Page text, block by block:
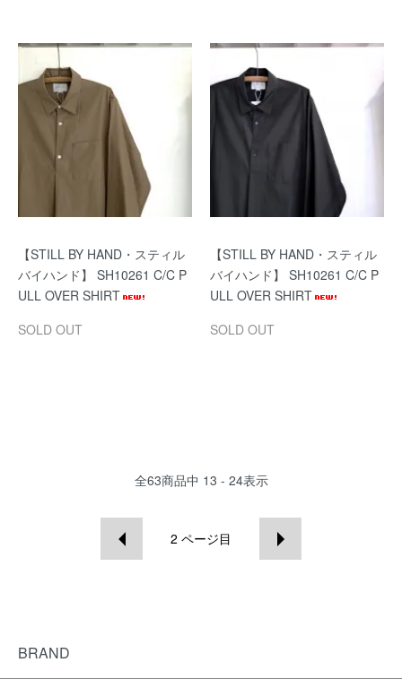
【STILL BY HAND・スティル
バイハンド】 SH10261 C/C P
ULL OVER SHIRT
SOLD OUT
【STILL BY HAND・スティル
バイハンド】 SH10261 C/C P
ULL OVER SHIRT
SOLD OUT
全63商品中 13 - 24表示
2 ページ目
BRAND